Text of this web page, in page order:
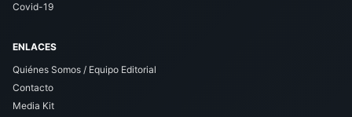
Covid-19
ENLACES
Quiénes Somos / Equipo Editorial
Contacto
Media Kit